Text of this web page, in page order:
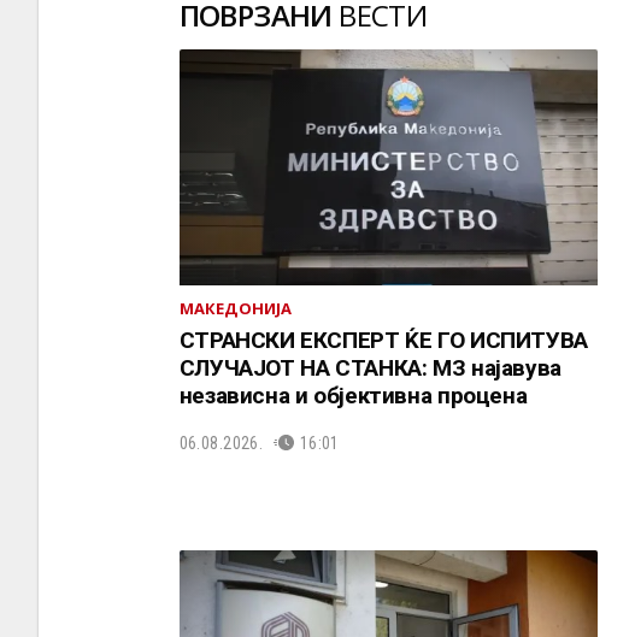
ПОВРЗАНИ ВЕСТИ
МАКЕДОНИЈА
СТРАНСКИ ЕКСПЕРТ ЌЕ ГО ИСПИТУВА
СЛУЧАЈОТ НА СТАНКА: МЗ најавува
независна и објективна процена
06.08.2026. 16:01